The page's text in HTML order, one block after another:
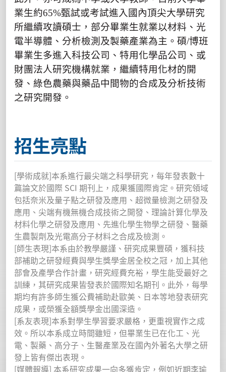
業生約65%甄試或考試進入國內頂尖大學研究
所繼續攻讀碩士，部分畢業生就業以材料、光
電半導體、分析檢測及製藥產業為主。碩/博班
畢業生多進入科技公司、特用化學品公司、或
財團法人研究機構就業，繼續特用化材的開
發、綠色農藥與藥品中間物的合成及分析技術
之研究開發。
招生亮點
[學術成就]本系進行最尖端之科學研究，每年發表數十
篇論文於國際 SCI 期刊上，成果獲國際肯定。研究領域
包括奈米及量子點之研發及應用、超微量檢測之研發及
應用、尖端有機無機合成技術之開發、理論計算化學及
材料化學之研發及應用、先進化學生物學之研發、醫藥
生農製劑及光電高分子材料之合成及檢測。
[師生表現]本系由於教學嚴謹、研究成果豐碩，獲科技
部補助之研發經費與學生獎學金居全校之冠，加上其他
部會及產學合作計畫，研究經費充裕，學生能受最好之
訓練，其研究成果皆發表於國際知名期刊。此外，每學
期均有許多師生獲公費補助赴歐美、日本等地發表研究
成果，或榮獲全額獎學金出國深造。
[系友表現]本系對學生學習要求嚴格，更重視實作之成
效。所以本系成立時間雖短，但畢業生已在化工、光
電、製藥、高分子、生醫產業及在國內外著名大學之研
發上皆有傑出表現。
[媒體報導] 本系研究成果一向多獲肯定，例如近期李瑜